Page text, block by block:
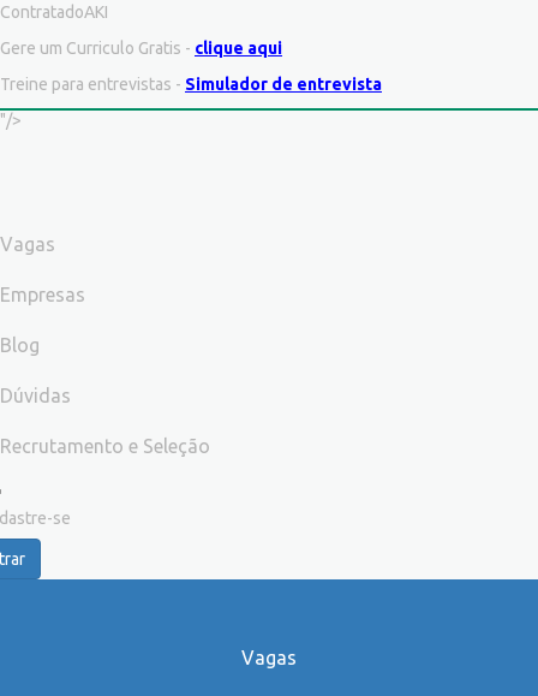
ContratadoAKI
Gere um Curriculo Gratis - clique aqui
Treine para entrevistas - Simulador de entrevista
"/>
Vagas
Empresas
Blog
Dúvidas
Recrutamento e Seleção
se
Vagas